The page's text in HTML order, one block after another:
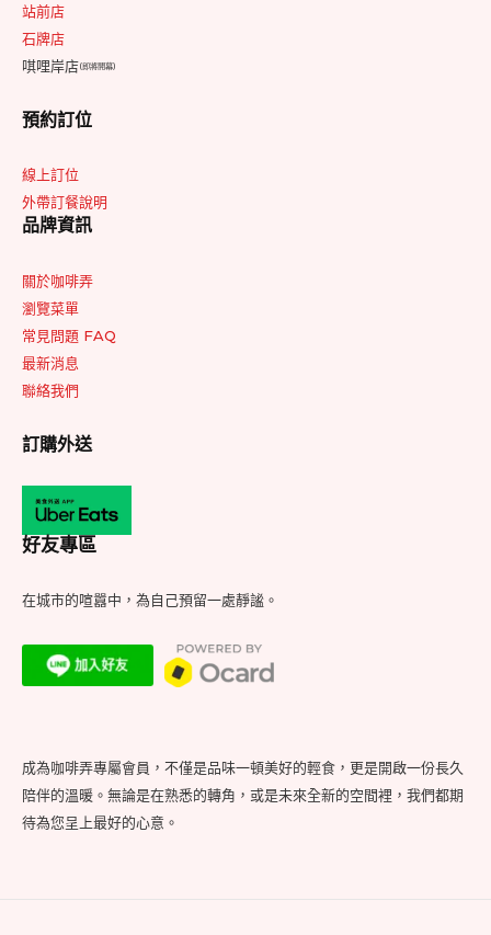
站前店
石牌店
唭哩岸店(即將開幕)
預約訂位
線上訂位
外帶訂餐說明
品牌資訊
關於咖啡弄
瀏覽菜單
常見問題 FAQ
最新消息
聯絡我們
訂購外送
好友專區
在城市的喧囂中，為自己預留一處靜謐。
成為咖啡弄專屬會員，不僅是品味一頓美好的輕食，更是開啟一份長久
陪伴的溫暖。無論是在熟悉的轉角，或是未來全新的空間裡，我們都期
待為您呈上最好的心意。